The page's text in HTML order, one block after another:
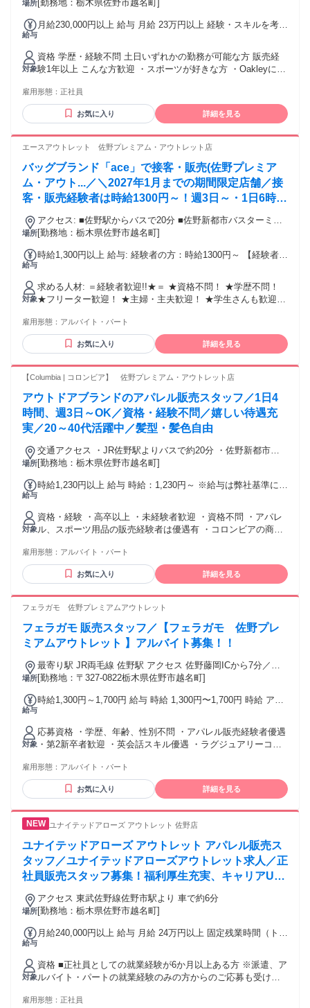
場所 [勤務地：栃木県佐野市越名町]
給与
月給230,000円以上 給与 月給 23万円以上 経験・スキルを考慮
対象
資格 学歴・経験不問 土日いずれかの勤務が可能な方 販売経
験1年以上 こんな方歓迎 ・スポーツが好きな方 ・Oakleyに興
ができる方
雇用形態： 正社員
お気に入り 詳細を見る
エースアウトレット 佐野プレミアム・アウトレット店
バッグブランド「ace」で接客・販売(佐野プレミア
ム・アウト...／＼2027年1月までの期間限定店舗／接
客・販売経験者は時給1300円～！週3日～・1日6時間
～時間帯は相談OK！
場所
アクセス: ■佐野駅からバスで20分 ■佐野新都市バスターミナ
ルから徒歩で3分 ※車通勤OK（ガソリン代全額支給）
[勤務地：栃木県佐野市越名町]
給与
時給1,300円以上 給与: 経験者の方：時給1300円～ 【経験者の
実働6時間×月9日勤務の場合
対象
求める人材: ＝経験者歓迎!!★＝ ★資格不問！ ★学歴不問！
★フリーター歓迎！ ★主婦・主夫歓迎！ ★学生さんも歓迎！
他店で働くスタッフの声！ ＼ ★20代女性 アパレルの経験は
ありませんでしたが、 旅行が大好きなので スーツケースとか
旅行小物を取り扱ってる こちらのお店に興味がありました。
立ちながら少しずつ覚えました◎ 接客をしていて分からない
も心強いんです！ シフトも希望休など相談に乗ってくれて 働
きやすい職場です♪ ／ 働くスタッフの声！ ＼ ★30代女性 以
前はブランド服の販売をしていました。 子育てが落ち着いて
きたので また販売の仕事がしたくて… 子供を学童に預けてい
るので ある程度しっかり稼げる上、 勤務日数や時間を調整で
きる この仕事に決めました！ 久し振りの仕事復帰だったので
れば しっかりと評価もしてもらえます◎ 私服勤務なので自分
雇用形態： アルバイト・パート
お気に入り 詳細を見る
【Columbia | コロンビア】 佐野プレミアム・アウトレット店
アウトドアブランドのアパレル販売スタッフ／1日4
時間、週3日～OK／資格・経験不問／嬉しい待遇充
実／20～40代活躍中／髪型・髪色自由
場所
交通アクセス ・JR佐野駅よりバスで約20分 ・佐野新都市バ
スターミナルより徒歩約3分
[勤務地：栃木県佐野市越名町]
給与
時給1,230円以上 給与 時給：1,230円～ ※給与は弊社基準に基
通費全額支給） ・時間外勤務手当（全額支給） ・深夜手当
支給日：月末締め、翌毎月25日
対象
資格・経験 ・高卒以上 ・未経験者歓迎 ・資格不問 ・アパレ
ル、スポーツ用品の販売経験者は優遇有 ・コロンビアの商品
プ、登山、トレッキング、釣り、スノースポーツ、野外フェ
ス等 ・長期勤務できる方歓迎
雇用形態： アルバイト・パート
お気に入り 詳細を見る
フェラガモ 佐野プレミアムアウトレット
フェラガモ 販売スタッフ／【フェラガモ 佐野プレ
ミアムアウトレット 】アルバイト募集！！
場所
最寄り駅 JR両毛線 佐野駅 アクセス 佐野藤岡ICから7分／佐
野駅から市営バスで20分
[勤務地：〒327-0822栃木県佐野市越名町]
給与
時給1,300円～1,700円 給与 時給 1,300円〜1,700円 時給 アパ
1,200円〜1,500円 試用・研修 試用・研修の有無：試用・研修
期間あり 試用・研修時の雇用条件：本採用時と同じ 試用・研
修の詳細情報：※試用期間あり(2ヵ月間) 能力・経験等を十分
に考慮の上、弊社規定により決定いたします。
対象
応募資格 ・学歴、年齢、性別不問 ・アパレル販売経験者優遇
・第2新卒者歓迎 ・英会話スキル優遇 ・ラグジュアリーコレ
検定N1以上の方) →現在は日本人のお客様が中心となります。
お客様と日本語でしっかり会話ができ、漢字も読める方をお
待ちしています！
雇用形態： アルバイト・パート
お気に入り 詳細を見る
ユナイテッドアローズ アウトレット 佐野店
ユナイテッドアローズ アウトレット アパレル販売ス
タッフ／ユナイテッドアローズアウトレット求人／正
社員販売スタッフ募集！福利厚生充実、キャリアUP
可能
場所
アクセス 東武佐野線佐野市駅より 車で約6分
[勤務地：栃木県佐野市越名町]
給与
月給240,000円以上 給与 月給 24万円以上 固定残業時間（トー
客・販売経験1~3年 月給 25万円～27万円 ＊オファー例2：ア
パレル販売経験1~3年 月給 25万円～29万円 みなし残業手当14
時間分を含む （時間外労働の有無に関わらず、14時間分の時
間外手当23,856円～を支給） ※14時間を越える時間外労働分
対象
資格 ■正社員としての就業経験が6か月以上ある方 ※派遣、ア
ルバイト・パートの就業経験のみの方からのご応募も受け付
は変動する場合があります。 ■学歴不問 ■未経験歓迎 <求める
雇用形態： 正社員